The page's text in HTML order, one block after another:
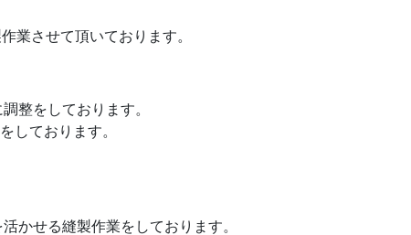
業させて頂いております。
整をしております。
しております。
かせる縫製作業をしております。